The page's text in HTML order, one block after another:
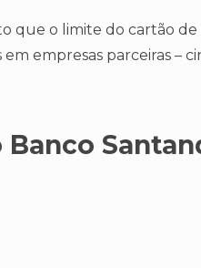
que o limite do cartão
empresas parceiras –